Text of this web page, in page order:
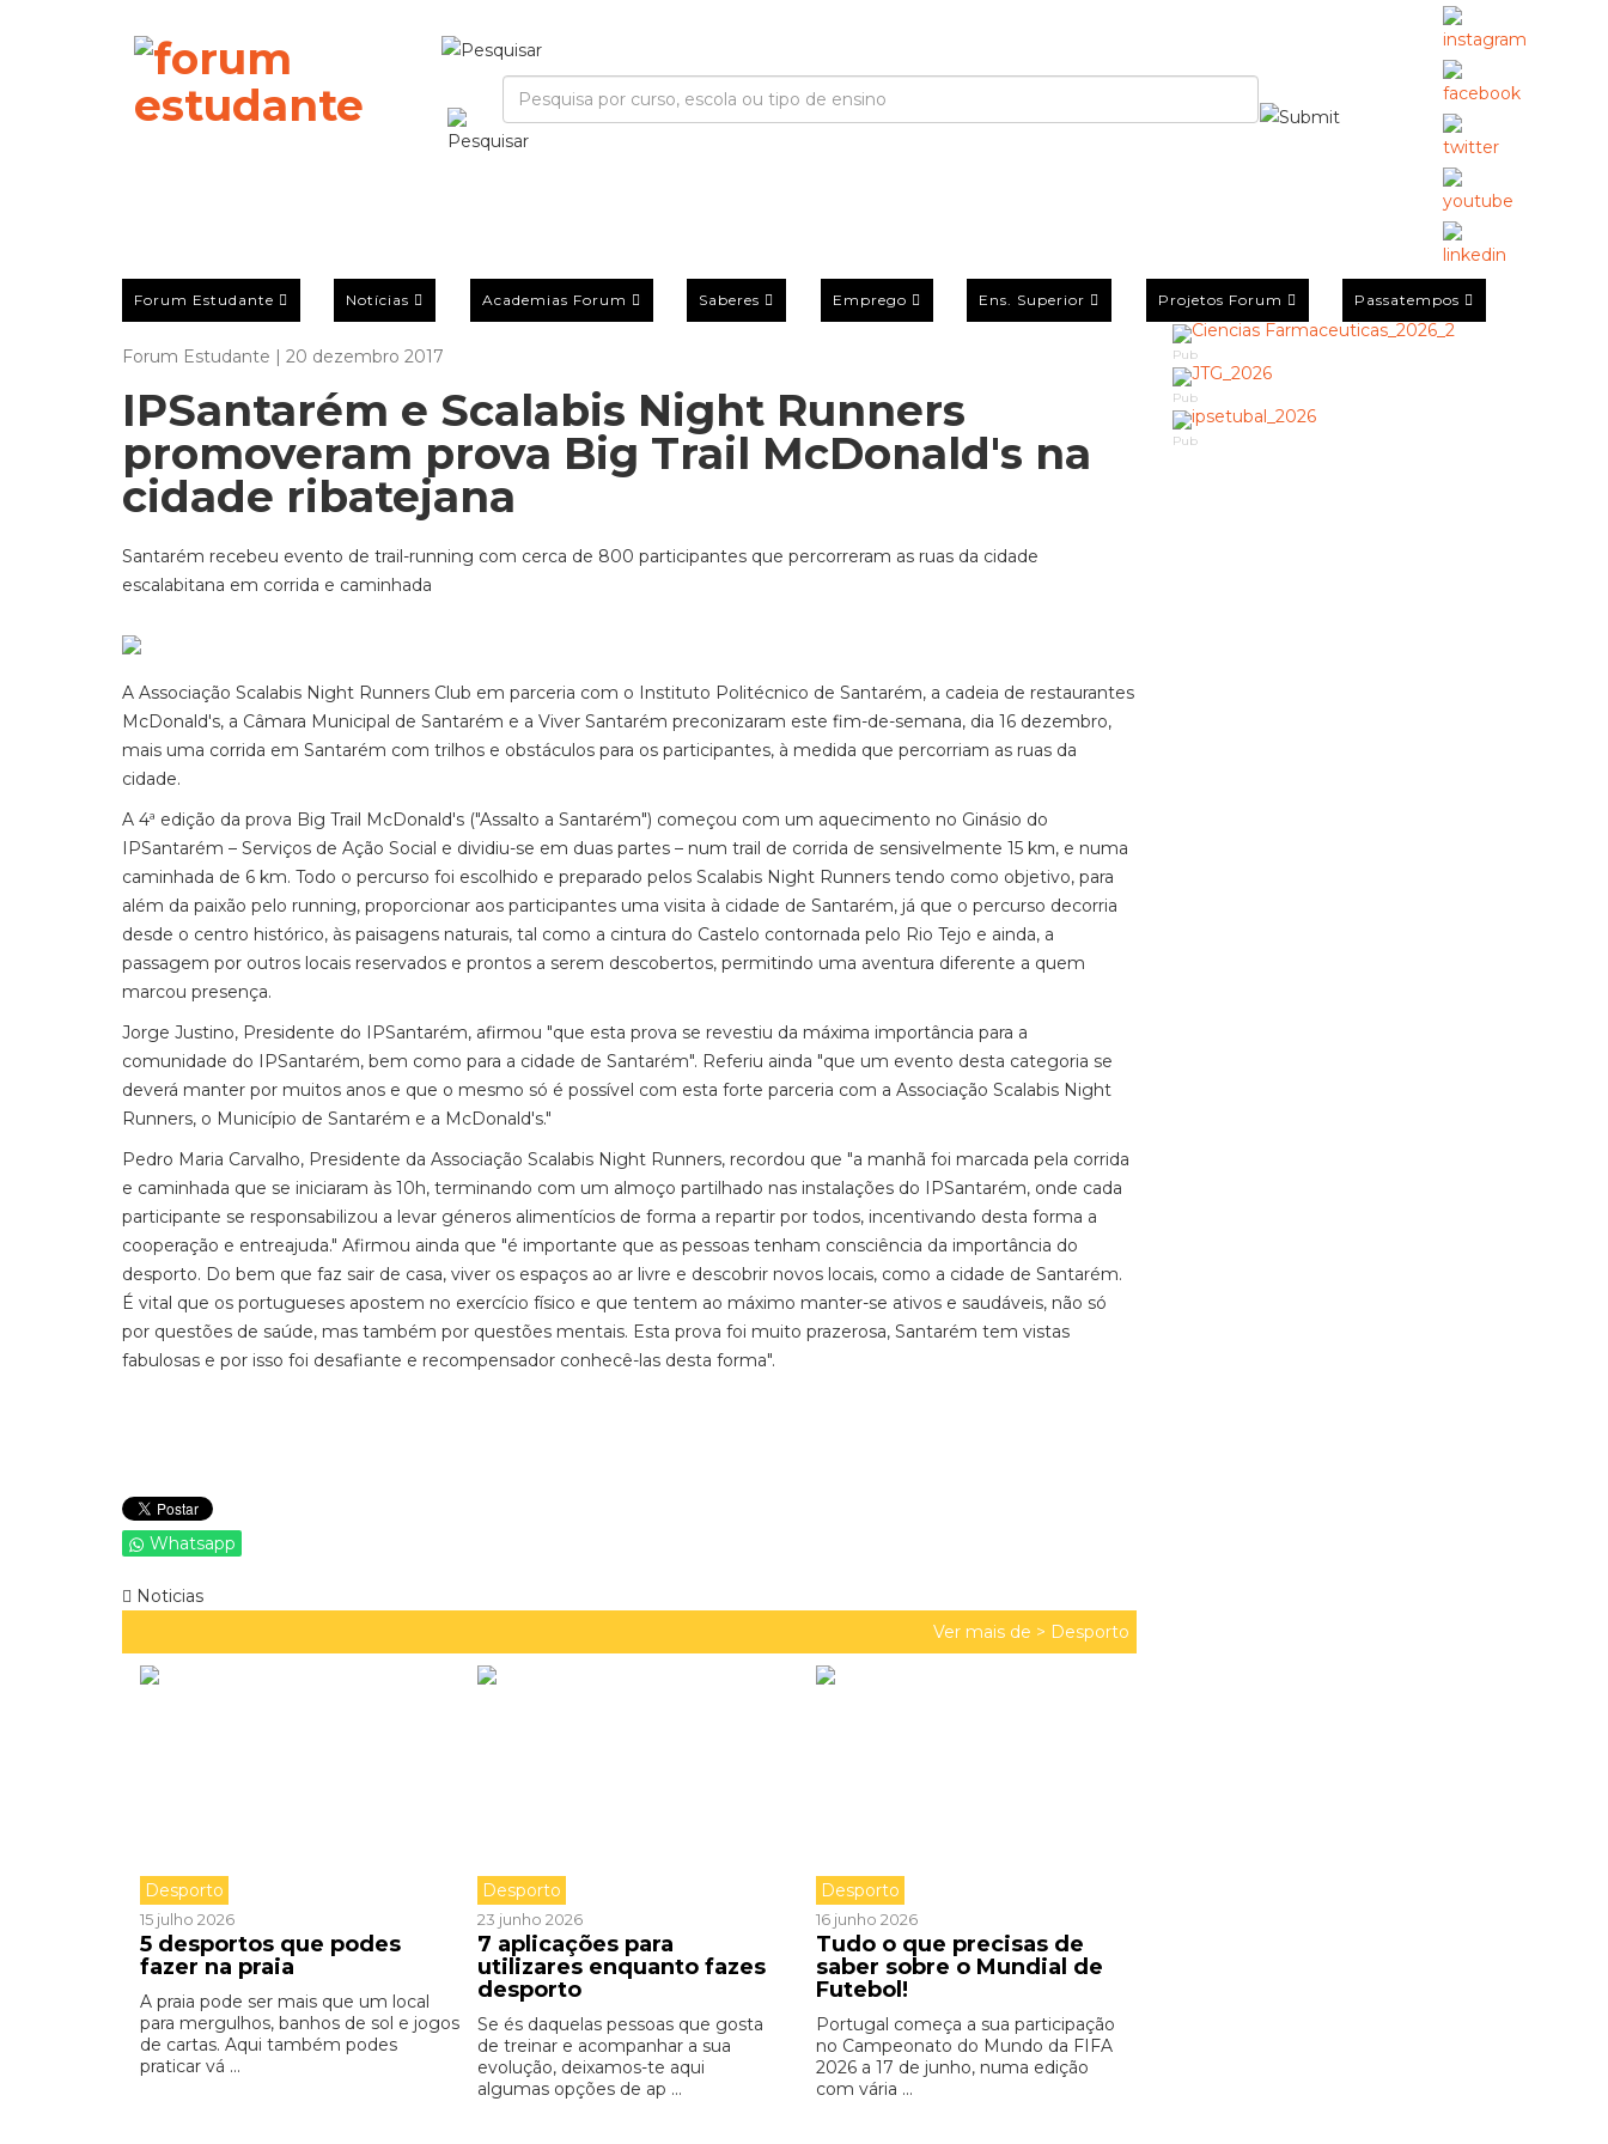
Forum Estudante Notícias Academias Forum Saberes Emprego Ens. Superior Projetos Forum Passatempos
Forum Estudante | 20 dezembro 2017
IPSantarém e Scalabis Night Runners
promoveram prova Big Trail McDonald's na
cidade ribatejana
Santarém recebeu evento de trail-running com cerca de 800 participantes que percorreram as ruas da cidade
escalabitana em corrida e caminhada
A Associação Scalabis Night Runners Club em parceria com o Instituto Politécnico de Santarém, a cadeia de restaurantes
McDonald's, a Câmara Municipal de Santarém e a Viver Santarém preconizaram este fim-de-semana, dia 16 dezembro,
mais uma corrida em Santarém com trilhos e obstáculos para os participantes, à medida que percorriam as ruas da
cidade.
A 4ª edição da prova Big Trail McDonald's ("Assalto a Santarém") começou com um aquecimento no Ginásio do
IPSantarém – Serviços de Ação Social e dividiu-se em duas partes – num trail de corrida de sensivelmente 15 km, e numa
caminhada de 6 km. Todo o percurso foi escolhido e preparado pelos Scalabis Night Runners tendo como objetivo, para
além da paixão pelo running, proporcionar aos participantes uma visita à cidade de Santarém, já que o percurso decorria
desde o centro histórico, às paisagens naturais, tal como a cintura do Castelo contornada pelo Rio Tejo e ainda, a
passagem por outros locais reservados e prontos a serem descobertos, permitindo uma aventura diferente a quem
marcou presença.
Jorge Justino, Presidente do IPSantarém, afirmou "que esta prova se revestiu da máxima importância para a
comunidade do IPSantarém, bem como para a cidade de Santarém". Referiu ainda "que um evento desta categoria se
deverá manter por muitos anos e que o mesmo só é possível com esta forte parceria com a Associação Scalabis Night
Runners, o Município de Santarém e a McDonald's."
Pedro Maria Carvalho, Presidente da Associação Scalabis Night Runners, recordou que "a manhã foi marcada pela corrida
e caminhada que se iniciaram às 10h, terminando com um almoço partilhado nas instalações do IPSantarém, onde cada
participante se responsabilizou a levar géneros alimentícios de forma a repartir por todos, incentivando desta forma a
cooperação e entreajuda." Afirmou ainda que "é importante que as pessoas tenham consciência da importância do
desporto. Do bem que faz sair de casa, viver os espaços ao ar livre e descobrir novos locais, como a cidade de Santarém.
É vital que os portugueses apostem no exercício físico e que tentem ao máximo manter-se ativos e saudáveis, não só
por questões de saúde, mas também por questões mentais. Esta prova foi muito prazerosa, Santarém tem vistas
fabulosas e por isso foi desafiante e recompensador conhecê-las desta forma".
Whatsapp
Noticias
Ver mais de > Desporto
Desporto
15 julho 2026
5 desportos que podes
fazer na praia
A praia pode ser mais que um local
para mergulhos, banhos de sol e jogos
de cartas. Aqui também podes
praticar vá ...
Desporto
23 junho 2026
7 aplicações para
utilizares enquanto fazes
desporto
Se és daquelas pessoas que gosta
de treinar e acompanhar a sua
evolução, deixamos-te aqui
algumas opções de ap ...
Desporto
16 junho 2026
Tudo o que precisas de
saber sobre o Mundial de
Futebol!
Portugal começa a sua participação
no Campeonato do Mundo da FIFA
2026 a 17 de junho, numa edição
com vária ...
Pub
Pub
Pub